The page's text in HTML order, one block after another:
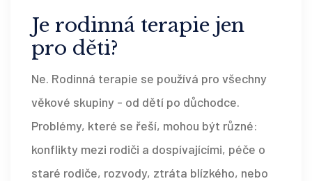
Je rodinná terapie jen
pro děti?
Ne. Rodinná terapie se používá pro všechny
věkové skupiny - od dětí po důchodce.
Problémy, které se řeší, mohou být různé:
konflikty mezi rodiči a dospívajícími, péče o
staré rodiče, rozvody, ztráta blízkého, nebo